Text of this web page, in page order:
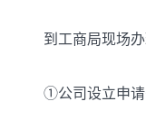
到工商局现场办
①公司设立申请